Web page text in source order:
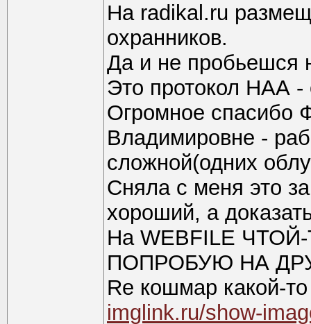
На radikal.ru
охранников.
Да и не пробьешся
Это протокол НАА -
Огромное спасибо
Владимировне -
сложной(одних
Сняла с меня это
хороший, а
На WEBFILE
ПОПРОБУЮ НА
Re кошмар какой-то
imglink.ru/show-